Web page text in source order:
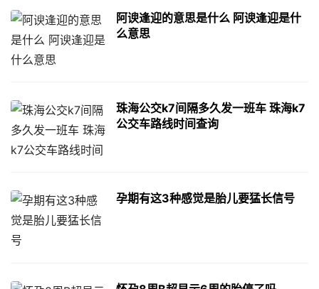
阿谀逢迎的意思是什么 阿谀逢迎是什
么意思
珠海公交k7间隔多久发一班车 珠海k7
公交车路线时间查询
孕期有这3种感觉是胎儿要猛长信号